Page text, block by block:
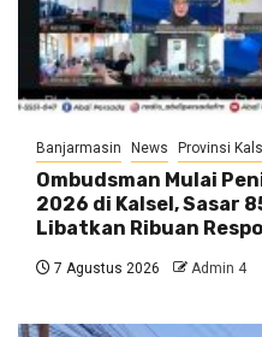
Banjarmasin News Provinsi
Ombudsman Mulai
2026 di Kalsel, Sasar
Libatkan Ribuan
7 Agustus 2026 Admin 4